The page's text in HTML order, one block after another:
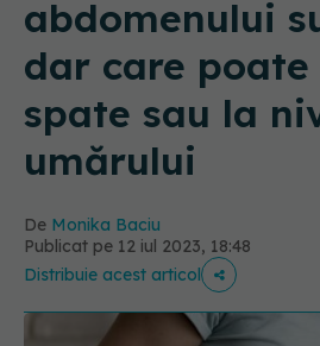
abdomenului
dar care
spate sau la
umărului
De Monika Baciu
Publicat pe 12 iul 2023, 18:48
Distribuie acest articol